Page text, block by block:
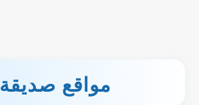
مواقع صديقة